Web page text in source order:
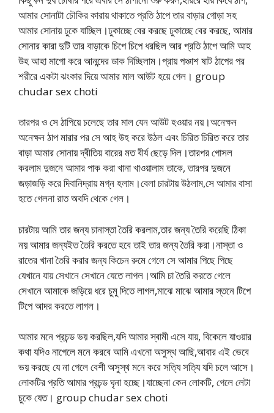
আমার সোনাটা চৌকির কারায় থাকাতে প্রতি ঠাপে তার বাড়ার গোড়া সহ
আমার সোনায় ঢুকে যাচ্ছিল।ঢুকাচ্ছে বের করছে ঢুকাচ্ছে বের করছে, আমার
সোনার কারা দুটি তার বাড়াকে চিপে চিপে ধরছিল আর প্রতি ঠাপে আমি আহ
উহ আহা মাগো করে আনন্দের ডাক দিচ্ছিলাম।প্রায় পঞ্চাশ ষাট ঠাপের পর
শরীরে একটা ঝংকার দিয়ে আমার মাল আউট হয়ে গেল। group
chudar sex choti
তারপর ও সে ঠাপিয়ে চলেছে তার মাল যেন আউট হওয়ার নয়।অনেক্ষন
অনেক্ষন ঠাপ মারার পর সে আহ উহ করে উঠল এবং চিরিত চিরিত করে তার
বাড়া আমার সোনায় দ্বীতিয় বারের মত বীর্য ছেড়ে দিল।তারপর গোসল
করলাম দুজনে আমার পাক করা খানা খাওয়ালাম তাকে, তারপর দুজনে
জড়াজড়ি করে দিবানিদ্রায় মগ্ন হলাম।বেলা চারটায় উঠলাম,সে আমার বাসা
হতে গেলনা রাত অবদি থেকে গেল।
চারটায় আমি তার জন্য চানাস্তা তৈরি করলাম,তার জন্য তৈরি করেছি ঠিকা
নয় আমার জন্যইত তৈরি করতে হবে তাই তার জন্য তৈরি করা।নাস্তা ও
রাতের খানা তৈরি করার জন্য কিচেন রুমে গেলে সে আমার পিছে পিছে
যেখানে যায় সেখানে সেখানে যেতে লাগল।আমি চা তৈরি করতে গেলে
সেখানে আমাকে জড়িয়ে ধরে চুমু দিতে লাগল,মাঝে মাঝে আমার স্তনে টিপে
টিপে আদর করতে লাগল।
আমার মনে প্রচন্ড ভয় করছিল,যদি আমার স্বামী এসে যায়, বিকেলে যাওয়ার
কথা যদিও নাগেলে মনে করবে আমি এখনো অসুস্থ আছি,আবার এই ভেবে
ভয় করছে যে না গেলে বেশী অসুস্থ মনে করে সত্যি সত্যি যদি চলে আসে।
লোকটির প্রতি আমার প্রচন্ড ঘৃনা হচ্ছে।যাচ্ছেনা কেন লোকটি, গেলে লেটা
চুকে যেত। group chudar sex choti